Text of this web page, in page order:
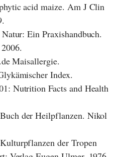
acid maize. Am J Clin
Ein Praxishandbuch.
Maisallergie.
Index.
Nutrition Facts and Health
der Heilpflanzen. Nikol
der Tropen